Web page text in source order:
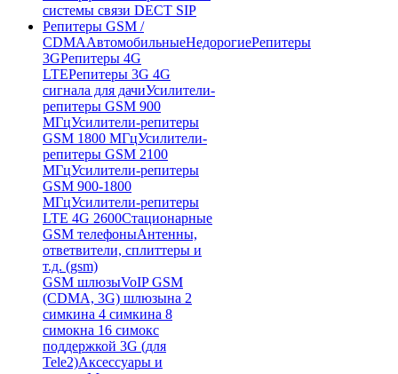
системы связи DECT SIP
Репитеры GSM /
CDMAАвтомобильныеНедорогиеРепитеры
3GРепитеры 4G
LTEРепитеры 3G 4G
сигнала для дачиУсилители-
репитеры GSM 900
МГцУсилители-репитеры
GSM 1800 МГцУсилители-
репитеры GSM 2100
МГцУсилители-репитеры
GSM 900-1800
МГцУсилители-репитеры
LTE 4G 2600Стационарные
GSM телефоныАнтенны,
ответвители, сплиттеры и
т.д. (gsm)
GSM шлюзыVoIP GSM
(CDMA, 3G) шлюзына 2
симкина 4 симкина 8
симокна 16 симокс
поддержкой 3G (для
Tele2)Аксессуары и